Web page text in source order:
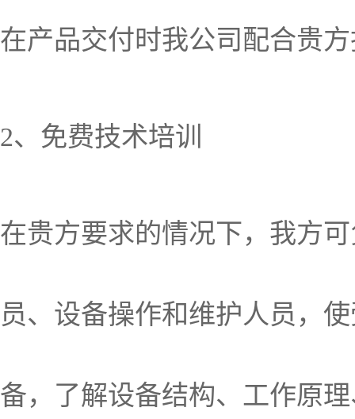
在产品交付时我公司配合贵
2、免费技术培训
在贵方要求的情况下，我方
员、设备操作和维护人员，
备，了解设备结构、工作原